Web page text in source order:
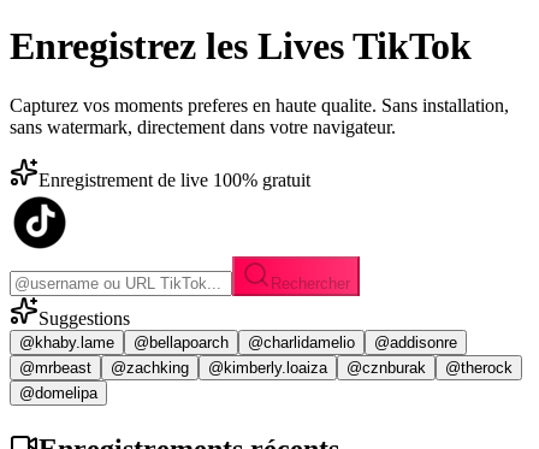
Enregistrez les Lives TikTok
Capturez vos moments preferes en haute qualite. Sans installation,
sans watermark, directement dans votre navigateur.
Enregistrement de live 100% gratuit
Rechercher
Suggestions
@khaby.lame @bellapoarch @charlidamelio
@addisonre
@mrbeast
@zachking @kimberly.loaiza @cznburak
@therock
@domelipa